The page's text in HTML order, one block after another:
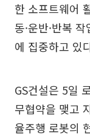
한 소프트웨어
동·운반·반복
에 집중하고 있
GS건설은 5일
무협약을 맺고
율주행 로봇의